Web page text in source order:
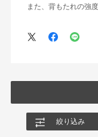
また、背もたれの強
絞り込み